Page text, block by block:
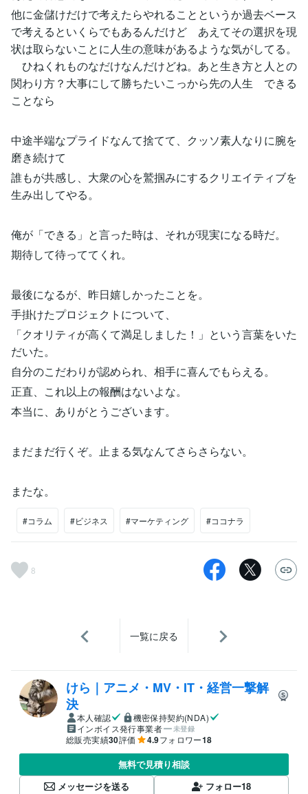
他に金儲けだけで考えたらやれることというか過去ベース
で考えるといくらでもあるんだけど あえてその選択を現
状は取らないことに人生の意味があるような気がしてる。
ひねくれものなだけなんだけどね。あと生き方と人との
関わり方？大事にして勝ちたいこっから先の人生 できる
ことなら
中途半端なプライドなんて捨てて、クッソ素人なりに腕を
磨き続けて
誰もが共感し、大衆の心を鷲掴みにするクリエイティブを
生み出してやる。
俺が「できる」と言った時は、それが現実になる時だ。
期待して待っててくれ。
最後になるが、昨日嬉しかったことを。
手掛けたプロジェクトについて、
「クオリティが高くて満足しました！」という言葉をいた
だいた。
自分のこだわりが認められ、相手に喜んでもらえる。
正直、これ以上の報酬はないよな。
本当に、ありがとうございます。
まだまだ行くぞ。止まる気なんてさらさらない。
またな。
#コラム #ビジネス #マーケティング #ココナラ
8
一覧に戻る
けら｜アニメ・MV・IT・経営一撃解
決
本人確認
機密保持契約(NDA)
インボイス発行事業者
未登録
総販売実績30評価 4.9フォロワー18
無料で見積り相談
メッセージを送る
フォロー18